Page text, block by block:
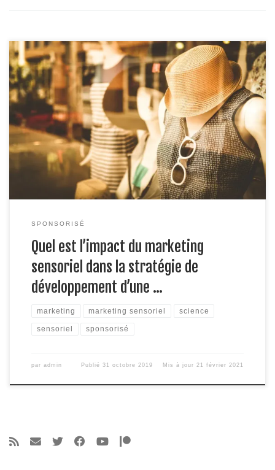
Face à la forte concurrence de l’e-commerce, les magasins et
marchés physiques se doivent de mettre en place de
meilleures stratégies afin d’optimiser leurs ventes. Le
marketing sensoriel offre notamment d’excellentes possibilités
pour atteindre ces objectifs. Découvrez ici l’impact de ce type
de marketing sur le développement d’une enseigne physique !
Qu’est-ce […]
SPONSORISÉ
Quel est l’impact du marketing
sensoriel dans la stratégie de
développement d’une …
marketing marketing sensoriel science
sensoriel sponsorisé
par admin Publié31 octobre 2019 Mis à jour21 février 2021